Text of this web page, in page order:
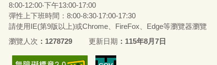
8:00-12:00‧下午13:00-17:00
彈性上下班時間：8:00-8:30‧17:00-17:30
請使用IE(第9版以上)或Chrome、FireFox、Edge等瀏覽器瀏覽
瀏覽人次
1278729 更新日期 115年8月7日